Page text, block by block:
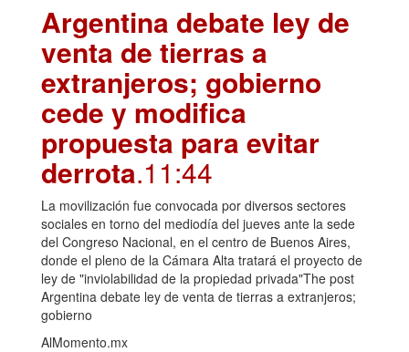
Argentina debate ley de
venta de tierras a
extranjeros; gobierno
cede y modifica
propuesta para evitar
derrota.11:44
La movilización fue convocada por diversos sectores
sociales en torno del mediodía del jueves ante la sede
del Congreso Nacional, en el centro de Buenos Aires,
donde el pleno de la Cámara Alta tratará el proyecto de
ley de "inviolabilidad de la propiedad privada"The post
Argentina debate ley de venta de tierras a extranjeros;
gobierno
AlMomento.mx